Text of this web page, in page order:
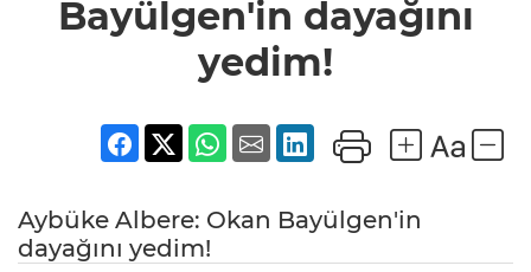
Bayülgen'in dayağını
yedim!
Aybüke Albere: Okan Bayülgen'in
dayağını yedim!